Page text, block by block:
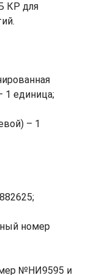
КР для
1 единица;
– 1
номер
№НИ9595 и